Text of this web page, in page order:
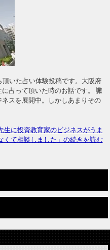
いた占い体験投稿です。大阪府
占って頂いた時のお話です。 諏
スを展開中。しかしあまりその
生に投資教育家のビジネスがうま
くて相談しました」の続きを読む